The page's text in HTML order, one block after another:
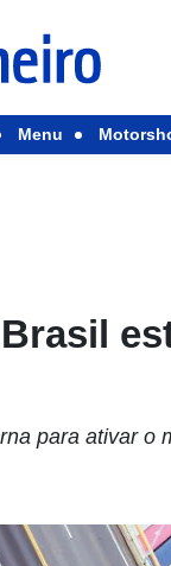
Menu
para ativar o